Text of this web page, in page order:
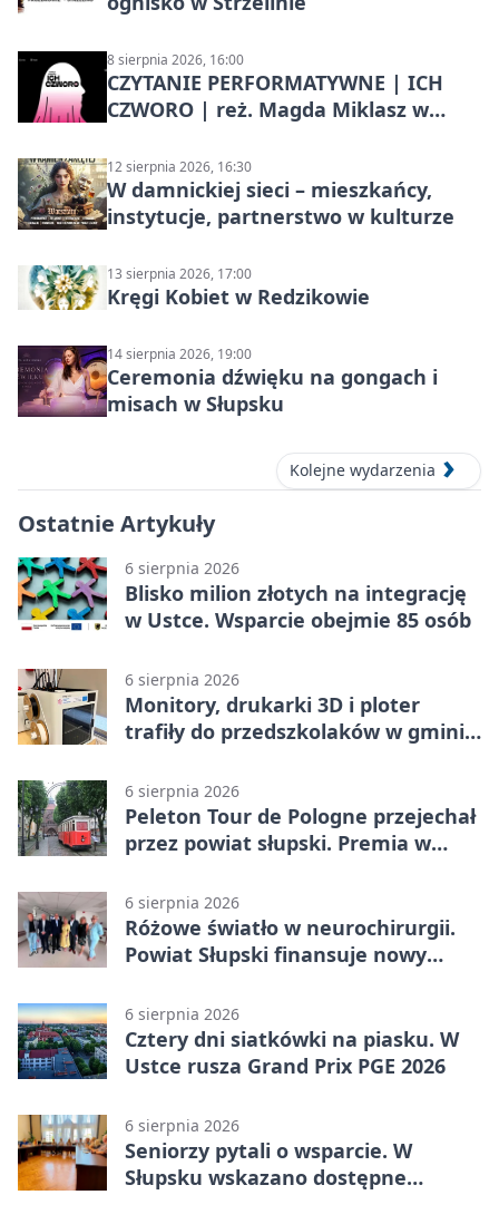
8 sierpnia 2026, 16:00
CZYTANIE PERFORMATYWNE | ICH
CZWORO | reż. Magda Miklasz w
12 sierpnia 2026, 16:30
W damnickiej sieci – mieszkańcy,
instytucje, partnerstwo w kulturze
13 sierpnia 2026, 17:00
Kręgi Kobiet w Redzikowie
14 sierpnia 2026, 19:00
Ceremonia dźwięku na gongach i
misach w Słupsku
Kolejne wydarzenia
Ostatnie Artykuły
6 sierpnia 2026
Blisko milion złotych na integrację
w Ustce. Wsparcie obejmie 85 osób
6 sierpnia 2026
Monitory, drukarki 3D i ploter
trafiły do przedszkolaków w gminie
6 sierpnia 2026
Peleton Tour de Pologne przejechał
przez powiat słupski. Premia w
6 sierpnia 2026
Różowe światło w neurochirurgii.
Powiat Słupski finansuje nowy
6 sierpnia 2026
Cztery dni siatkówki na piasku. W
Ustce rusza Grand Prix PGE 2026
6 sierpnia 2026
Seniorzy pytali o wsparcie. W
Słupsku wskazano dostępne